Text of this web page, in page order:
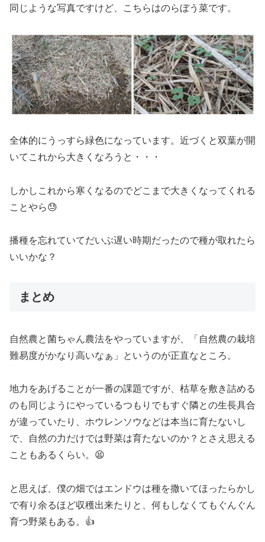
同じような写真ですけど、こちらはのらぼう菜です。
全体的にうっすら緑色になっています。近づくと双葉が開
いてこれから大きくなろうと・・・
しかしこれから寒くなるのでどこまで大きくなってくれる
ことやら😓
播種を忘れていてだいぶ遅い時期だったので種が取れたら
いいかな？
まとめ
自然農と菌ちゃん農法をやっていますが、「自然農の栽培
難易度がかなり高いなぁ」というのが正直なところ。
地力をあげることが一番の課題ですが、枯草を敷き詰める
のも同じようにやっているつもりでもすぐ隣との生長具合
が違っていたり、ホウレンソウなどは本当に育たないし
で、自然の力だけでは野菜は育たないのか？とさえ思える
こともあるくらい。😫
と思えば、僕の畑ではエンドウは種を撒いてほったらかし
で有り余るほど収穫出来たりと、何もしなくてもぐんぐん
育つ野菜もある。👍